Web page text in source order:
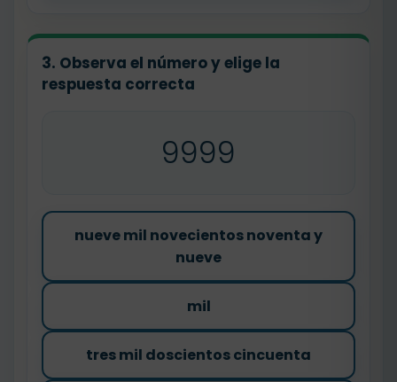
3. Observa el número y elige la
respuesta correcta
9999
nueve mil novecientos noventa y
nueve
mil
tres mil doscientos cincuenta